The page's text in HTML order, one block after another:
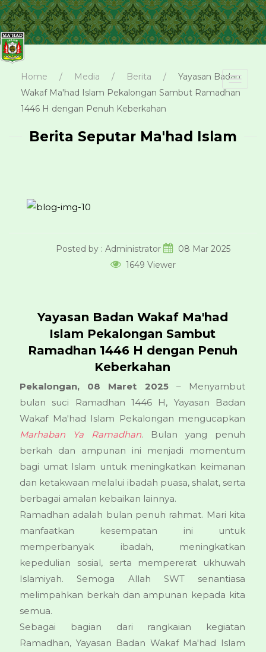
Home Media Berita
Yayasan Badan
Wakaf Ma'had Islam Pekalongan Sambut Ramadhan
1446 H dengan Penuh Keberkahan
Berita Seputar Ma'had Islam
Posted by : Administrator
08 Mar 2025
1649 Viewer
Yayasan Badan Wakaf Ma'had
Islam Pekalongan Sambut
Ramadhan 1446 H dengan Penuh
Keberkahan
Pekalongan, 08 Maret 2025– Menyambut
bulan suci Ramadhan 1446 H, Yayasan Badan
Wakaf Ma'had Islam Pekalongan mengucapkan
Marhaban Ya Ramadhan. Bulan yang penuh
berkah dan ampunan ini menjadi momentum
bagi umat Islam untuk meningkatkan keimanan
dan ketakwaan melalui ibadah puasa, shalat, serta
berbagai amalan kebaikan lainnya.
Ramadhan adalah bulan penuh rahmat. Mari kita
manfaatkan kesempatan ini untuk
memperbanyak ibadah, meningkatkan
kepedulian sosial, serta mempererat ukhuwah
Islamiyah. Semoga Allah SWT senantiasa
melimpahkan berkah dan ampunan kepada kita
semua.
Sebagai bagian dari rangkaian kegiatan
Ramadhan, Yayasan Badan Wakaf Ma'had Islam